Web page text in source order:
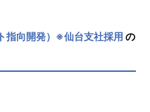
AI開発効率化勉強会」の
並列開発、Figmaと連
ど、職種を横断してAIの
築に投資しています。
スにおける課題解決のた
を目指して展開してき
ったことを機に、会社と
今後の指針となる「ビ
。
アがわくわくする会社
事業に取り組むことが
環境、評価体制、研修
どを整え、エンジニア
リエイティブな能力を
たいと願い「日本でも
掲げました。
指向開発）※仙台支社採用 の